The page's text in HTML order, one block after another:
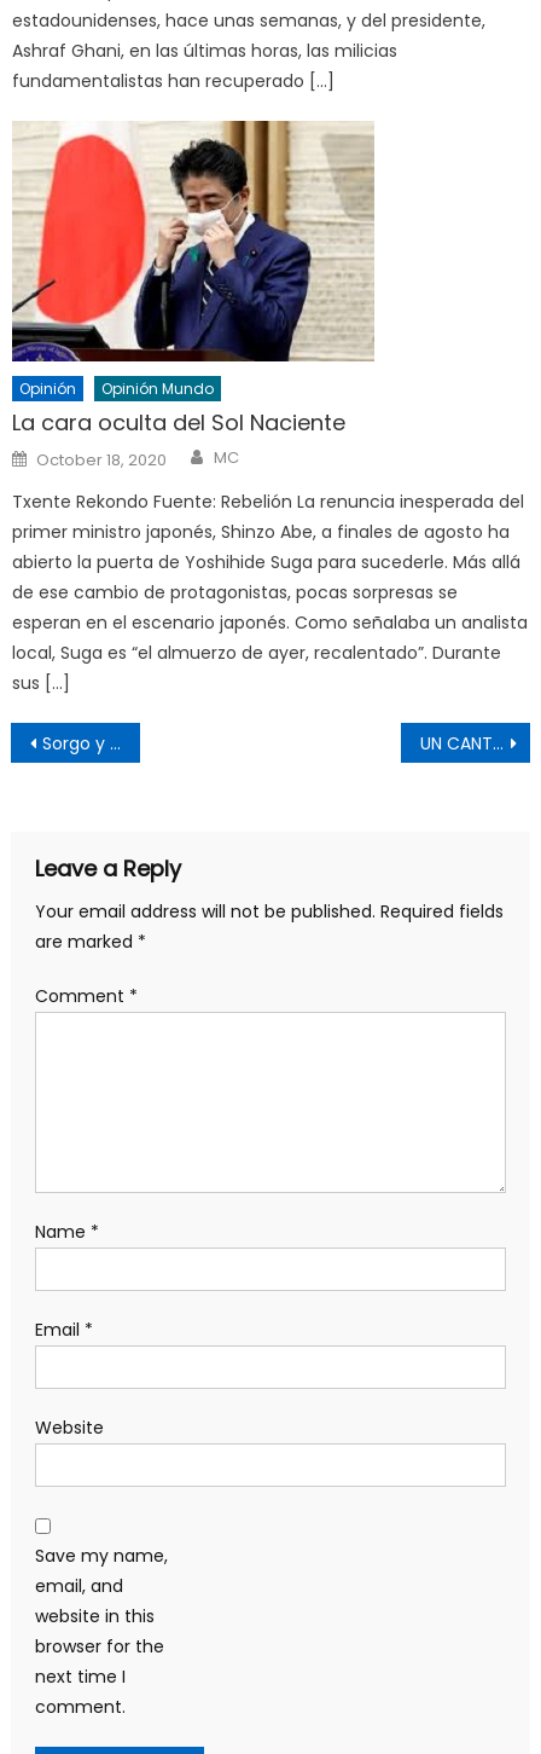
estadounidenses, hace unas semanas, y del presidente,
Ashraf Ghani, en las últimas horas, las milicias
fundamentalistas han recuperado […]
Opinión Opinión Mundo
La cara oculta del Sol Naciente
Posted
on
October 18, 2020 Author
MC
Txente Rekondo Fuente: Rebelión La renuncia inesperada del
primer ministro japonés, Shinzo Abe, a finales de agosto ha
abierto la puerta de Yoshihide Suga para sucederle. Más allá
de ese cambio de protagonistas, pocas sorpresas se
esperan en el escenario japonés. Como señalaba un analista
local, Suga es “el almuerzo de ayer, recalentado”. Durante
sus […]
Post
navigation
Sorgo y acero: el régimen socialista de desarrollo y la forja de China (IV) UN CANTO IMPROVISADO EN JUNIO
Leave a Reply
Your email address will not be published. Required fields
are marked *
Comment *
Name *
Email *
Website
Save my name,
email, and
website in this
browser for the
next time I
comment.